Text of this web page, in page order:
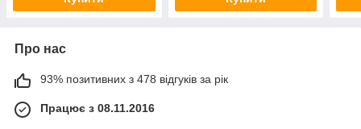
Про нас
93% позитивних з 478 відгуків за рік
Працює з 08.11.2016